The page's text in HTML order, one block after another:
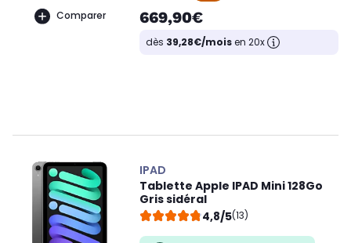
Comparer 669,90€
dès 39,28€/moisen 20x
IPAD
Tablette Apple IPAD Mini 128Go
Gris sidéral
4,8/5(13)